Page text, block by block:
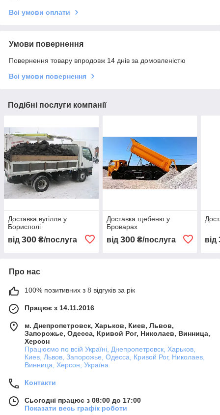
Всі умови оплати
Умови повернення
Повернення товару впродовж 14 днів за домовленістю
Всі умови повернення
Подібні послуги компанії
Доставка вугілля у
Борисполі
від 300 ₴/послуга
Доставка щебеню у
Броварах
від 300₴/послуга від
Про нас
100% позитивних з 8 відгуків за рік
Працює з 14.11.2016
м. Днепропетровск, Харьков, Киев, Львов,
Запорожье, Одесса, Кривой Рог, Николаев, Винница,
Херсон
Працюємо по всій Україні, Днепропетровск, Харьков,
Киев, Львов, Запорожье, Одесса, Кривой Рог, Николаев,
Винница, Херсон, Україна
Контакти
Сьогодні працює з 08:00 до 17:00
Показати весь графік роботи